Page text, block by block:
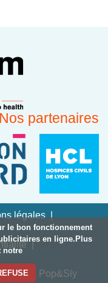
le bon fonctionnement
en ligne.Plus
notre
Nos partenaires
légales
Pop&Sly